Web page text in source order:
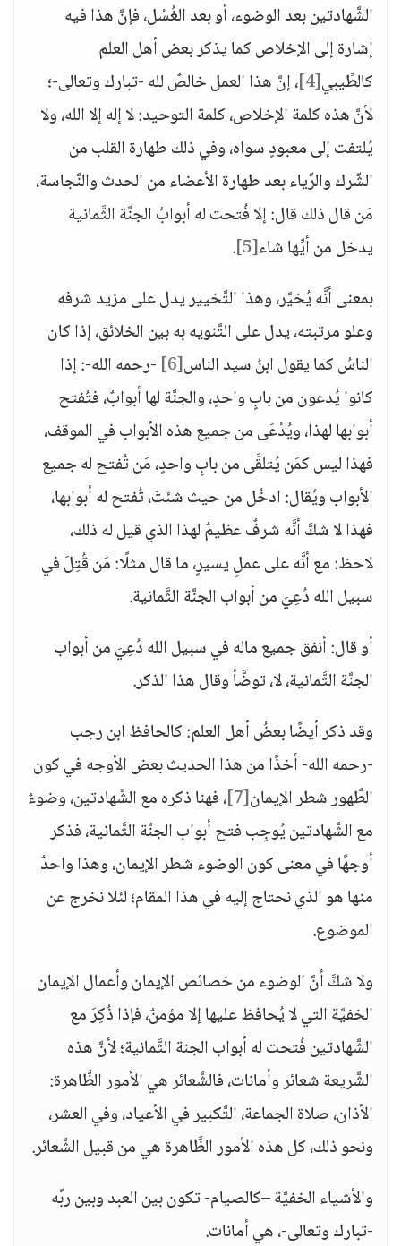
الشَّهادتين بعد الوضوء، أو بعد الغُسْل، فإنَّ هذا فيه
إشارة إلى الإخلاص كما يذكر بعض أهل العلم
كالطِّيبي[4] ، إنَّ هذا العمل خالصٌ لله -تبارك وتعالى-؛
لأنَّ هذه كلمة الإخلاص، كلمة التوحيد: لا إله إلا الله، ولا
يُلتفت إلى معبودٍ سواه، وفي ذلك طهارة القلب من
الشِّرك والرِّياء بعد طهارة الأعضاء من الحدث والنَّجاسة،
مَن قال ذلك قال: إلا فُتحت له أبوابُ الجنَّة الثَّمانية
يدخل من أيِّها شاء[5]
.
بمعنى أنَّه يُخيَّر، وهذا التَّخيير يدل على مزيد شرفه
وعلو مرتبته، يدل على التَّنويه به بين الخلائق، إذا كان
الناسُ كما يقول ابنُ سيد الناس[6]
-رحمه الله-: إذا
كانوا يُدعون من بابٍ واحدٍ، والجنَّة لها أبوابٌ، فتُفتح
أبوابها لهذا، ويُدْعَى من جميع هذه الأبواب في الموقف،
فهذا ليس كمَن يُتلقَّى من بابٍ واحدٍ، مَن تُفتح له جميع
الأبواب ويُقال: ادخُل من حيث شئتَ، تُفتح له أبوابها،
فهذا لا شكَّ أنَّه شرفٌ عظيمٌ لهذا الذي قيل له ذلك،
لاحظ: مع أنَّه على عملٍ يسيرٍ، ما قال مثلًا: مَن قُتِلَ في
سبيل الله دُعِيَ من أبواب الجنَّة الثَّمانية.
أو قال: أنفق جميع ماله في سبيل الله دُعِيَ من أبواب
الجنَّة الثَّمانية، لا، توضَّأ وقال هذا الذكر.
وقد ذكر أيضًا بعضُ أهل العلم: كالحافظ ابن رجب
-رحمه الله- أخذًا من هذا الحديث بعض الأوجه في كون
الطَّهور شطر الإيمان[7] ، فهنا ذكره مع الشَّهادتين، وضوءٌ
مع الشَّهادتين يُوجِب فتح أبواب الجنَّة الثَّمانية، فذكر
أوجهًا في معنى كون الوضوء شطر الإيمان، وهذا واحدٌ
منها هو الذي نحتاج إليه في هذا المقام؛ لئلا نخرج عن
الموضوع.
ولا شكَّ أنَّ الوضوء من خصائص الإيمان وأعمال الإيمان
الخفيَّة التي لا يُحافظ عليها إلا مؤمنٌ، فإذا ذُكِرَ مع
الشَّهادتين فُتحت له أبواب الجنة الثَّمانية؛ لأنَّ هذه
الشَّريعة شعائر وأمانات، فالشَّعائر هي الأمور الظَّاهرة:
الأذان، صلاة الجماعة، التَّكبير في الأعياد، وفي العشر،
ونحو ذلك، كل هذه الأمور الظَّاهرة هي من قبيل الشَّعائر.
والأشياء الخفيَّة –كالصيام- تكون بين العبد وبين ربِّه
-تبارك وتعالى-، هي أمانات.